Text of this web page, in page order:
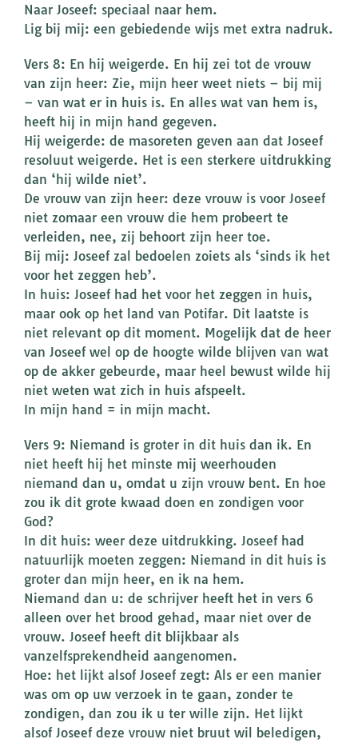
Naar Joseef: speciaal naar hem.
Lig bij mij: een gebiedende wijs met extra nadruk.
Vers 8: En hij weigerde. En hij zei tot de vrouw
van zijn heer: Zie, mijn heer weet niets – bij mij
– van wat er in huis is. En alles wat van hem is,
heeft hij in mijn hand gegeven.
Hij weigerde: de masoreten geven aan dat Joseef
resoluut weigerde. Het is een sterkere uitdrukking
dan ‘hij wilde niet’.
De vrouw van zijn heer: deze vrouw is voor Joseef
niet zomaar een vrouw die hem probeert te
verleiden, nee, zij behoort zijn heer toe.
Bij mij: Joseef zal bedoelen zoiets als ‘sinds ik het
voor het zeggen heb’.
In huis: Joseef had het voor het zeggen in huis,
maar ook op het land van Potifar. Dit laatste is
niet relevant op dit moment. Mogelijk dat de heer
van Joseef wel op de hoogte wilde blijven van wat
op de akker gebeurde, maar heel bewust wilde hij
niet weten wat zich in huis afspeelt.
In mijn hand = in mijn macht.
Vers 9: Niemand is groter in dit huis dan ik. En
niet heeft hij het minste mij weerhouden
niemand dan u, omdat u zijn vrouw bent. En hoe
zou ik dit grote kwaad doen en zondigen voor
God?
In dit huis: weer deze uitdrukking. Joseef had
natuurlijk moeten zeggen: Niemand in dit huis is
groter dan mijn heer, en ik na hem.
Niemand dan u: de schrijver heeft het in vers 6
alleen over het brood gehad, maar niet over de
vrouw. Joseef heeft dit blijkbaar als
vanzelfsprekendheid aangenomen.
Hoe: het lijkt alsof Joseef zegt: Als er een manier
was om op uw verzoek in te gaan, zonder te
zondigen, dan zou ik u ter wille zijn. Het lijkt
alsof Joseef deze vrouw niet bruut wil beledigen,